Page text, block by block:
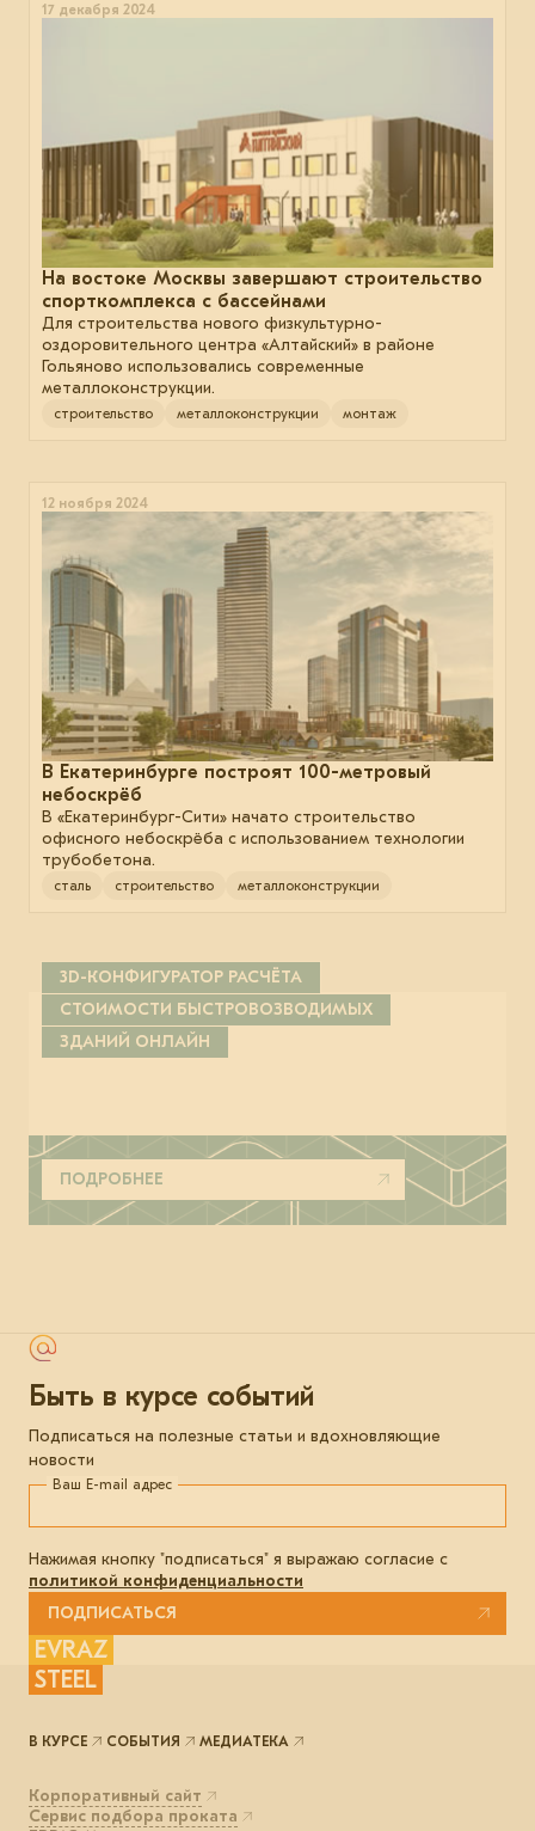
17 декабря 2024
На востоке Москвы завершают строительство
спорткомплекса с бассейнами
Для строительства нового физкультурно-
оздоровительного центра «Алтайский» в районе
Гольяново использовались современные
металлоконструкции.
строительство металлоконструкции монтаж
12 ноября 2024
В Екатеринбурге построят 100-метровый
небоскрёб
В «Екатеринбург-Сити» начато строительство
офисного небоскрёба с использованием технологии
трубобетона.
сталь строительство металлоконструкции
3D-КОНФИГУРАТОР РАСЧЁТА
СТОИМОСТИ БЫСТРОВОЗВОДИМЫХ
ЗДАНИЙ ОНЛАЙН
ПОДРОБНЕЕ
Быть в курсе событий
Подписаться на полезные статьи и вдохновляющие
новости
Ваш E-mail адрес
Нажимая кнопку "подписаться" я выражаю согласие с
политикой конфиденциальности
ПОДПИСАТЬСЯ
EVRAZ
STEEL
Корпоративный сайт
Сервис подбора проката
В КУРСЕ СОБЫТИЯ МЕДИАТЕКА